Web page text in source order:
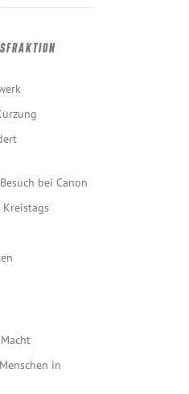
bei Canon
Kreistags
in